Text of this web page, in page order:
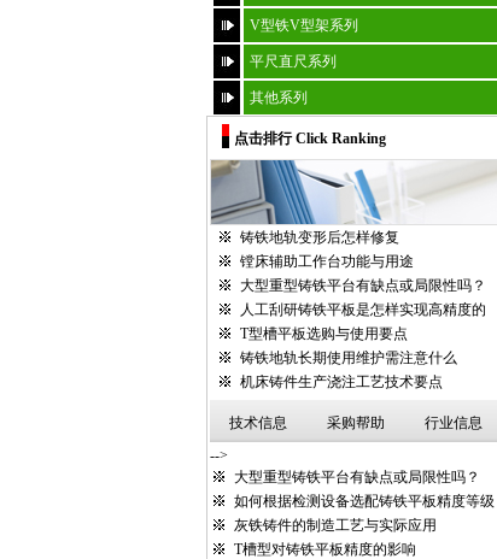
V型铁V型架系列
平尺直尺系列
其他系列
点击排行 Click Ranking
铸铁地轨变形后怎样修复
镗床辅助工作台功能与用途
大型重型铸铁平台有缺点或局限性吗？
人工刮研铸铁平板是怎样实现高精度的
T型槽平板选购与使用要点
铸铁地轨长期使用维护需注意什么
机床铸件生产浇注工艺技术要点
技术信息 采购帮助
行业信息
-->
大型重型铸铁平台有缺点或局限性吗？
如何根据检测设备选配铸铁平板精度等级
灰铁铸件的制造工艺与实际应用
T槽型对铸铁平板精度的影响